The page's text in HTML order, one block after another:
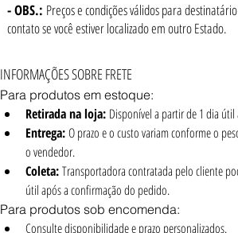
- OBS.: Preços e condições válidos para
contato se você estiver localizado em outro Estado.
INFORMAÇÕES SOBRE FRETE
Para produtos em estoque:
Retirada na loja: Disponível a partir de 1 dia
Entrega: O prazo e o custo variam conforme o
o vendedor.
Coleta: Transportadora contratada pelo cliente
útil após a confirmação do pedido.
Para produtos sob encomenda:
Consulte disponibilidade e prazo personalizados.